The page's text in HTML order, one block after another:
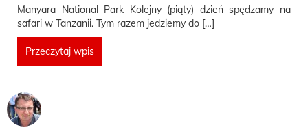
Manyara National Park Kolejny (piąty) dzień spędzamy na
safari w Tanzanii. Tym razem jedziemy do […]
Przeczytaj wpis